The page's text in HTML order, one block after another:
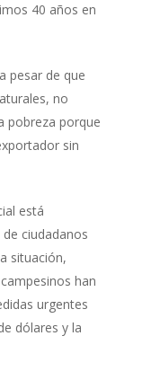
40 años en
pesar de que
no
pobreza porque
sin
está
ciudadanos
situación,
han
urgentes
dólares y la